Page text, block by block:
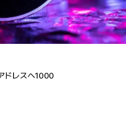
ドレスへ1000